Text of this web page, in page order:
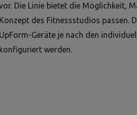
Die Linie bietet die Möglichkeit,
Konzept des Fitnessstudios passen.
UpForm-Geräte je nach den
konfiguriert werden.